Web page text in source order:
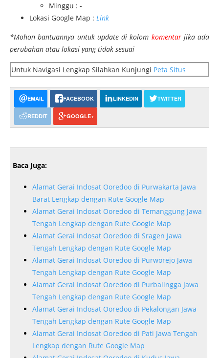
Minggu : -
Lokasi Google Map : Link
*Mohon bantuannya untuk update di kolom komentarjika ada
perubahan atau lokasi yang tidak sesuai
Untuk Navigasi Lengkap Silahkan Kunjungi Peta Situs
EMAIL FACEBOOK LINKEDIN TWITTER
REDDIT GOOGLE+
Baca Juga:
Alamat Gerai Indosat Ooredoo di Purwakarta Jawa
Barat Lengkap dengan Rute Google Map
Alamat Gerai Indosat Ooredoo di Temanggung Jawa
Tengah Lengkap dengan Rute Google Map
Alamat Gerai Indosat Ooredoo di Sragen Jawa
Tengah Lengkap dengan Rute Google Map
Alamat Gerai Indosat Ooredoo di Purworejo Jawa
Tengah Lengkap dengan Rute Google Map
Alamat Gerai Indosat Ooredoo di Purbalingga Jawa
Tengah Lengkap dengan Rute Google Map
Alamat Gerai Indosat Ooredoo di Pekalongan Jawa
Tengah Lengkap dengan Rute Google Map
Alamat Gerai Indosat Ooredoo di Pati Jawa Tengah
Lengkap dengan Rute Google Map